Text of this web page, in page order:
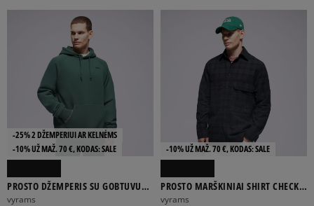
-25% 2 DŽEMPERIUI AR KELNĖMS
-10% UŽ MAŽ. 70 €, KODAS: SALE
PROSTO DŽEMPERIS SU GOBTUVU
HOODIE SKIZZLE WASHED GREEN
vyrams
-10% UŽ MAŽ. 70 €, KODAS: SALE
PROSTO MARŠKINIAI SHIRT CHECK
NAVY
vyrams